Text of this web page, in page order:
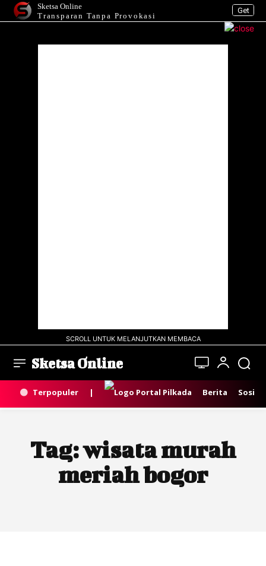
Get
Sketsa Online
Transparan Tanpa Provokasi
SCROLL UNTUK MELANJUTKAN MEMBACA
Sketsa Online
Terpopuler | Berita Sosial
Tag:wisata murah
meriah bogor